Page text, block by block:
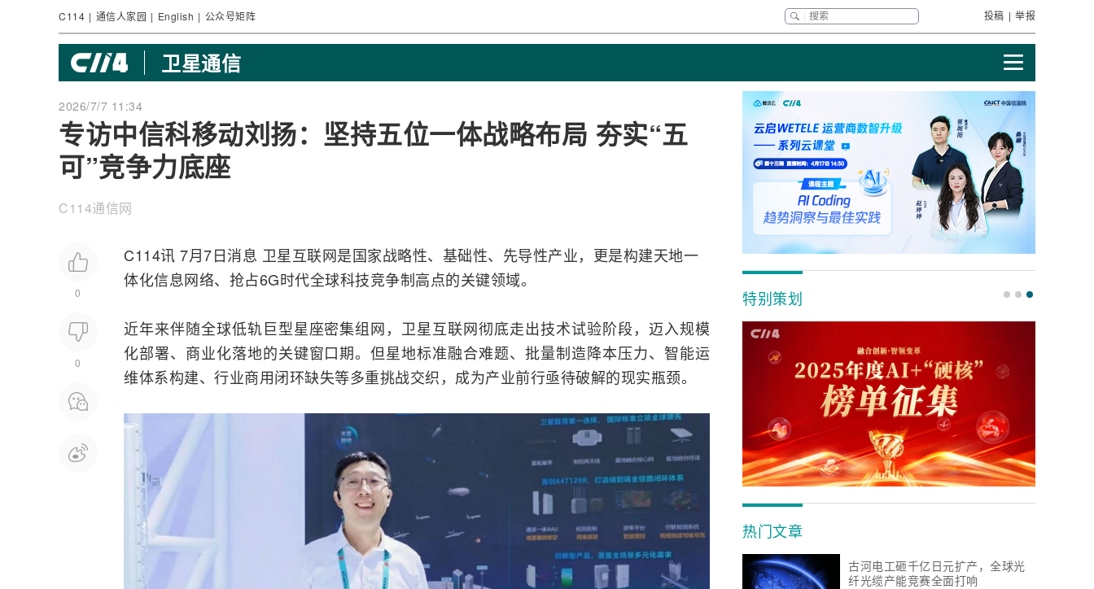
C114 | 通信人家园 | English | 公众号矩阵 投稿 | 举报
卫星通信
2026/7/7 11:34
专访中信科移动刘扬：坚持五位一体战略布局 夯实“五
可”竞争力底座
C114通信网
0
0
C114讯 7月7日消息 卫星互联网是国家战略性、基础性、先导性产业，更是构建天地一
体化信息网络、抢占6G时代全球科技竞争制高点的关键领域。
近年来伴随全球低轨巨型星座密集组网，卫星互联网彻底走出技术试验阶段，迈入规模
化部署、商业化落地的关键窗口期。但星地标准融合难题、批量制造降本压力、智能运
维体系构建、行业商用闭环缺失等多重挑战交织，成为产业前行亟待破解的现实瓶颈。
特别策划
热门文章
古河电工砸千亿日元扩产，全球光
纤光缆产能竞赛全面打响